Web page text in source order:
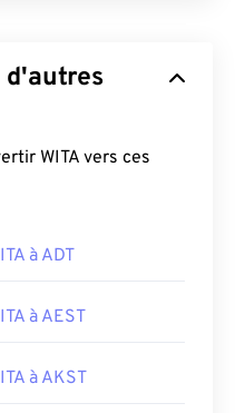
d'autres
WITA vers ces
à ADT
à AEST
à AKST